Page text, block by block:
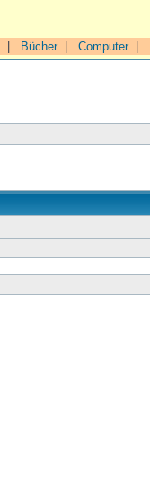
Bücher| Computer|